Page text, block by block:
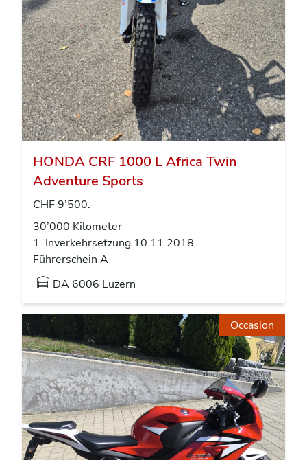
HONDA CRF 1000 L Africa Twin
Adventure Sports
CHF 9’500.-
30’000 Kilometer
1. Inverkehrsetzung 10.11.2018
Führerschein A
DA 6006 Luzern
Occasion